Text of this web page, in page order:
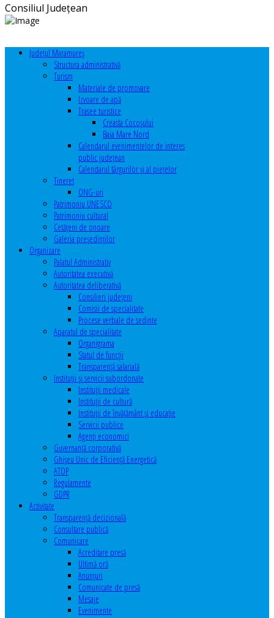
Consiliul Judeţean
Judeţul Maramureş
Structura administrativă
Turism
Materiale de promovare
Izvoare de apă
Trasee turistice
Creasta Cocoșului
Baia Mare Nord
Calendarul evenimentelor de interes
public judeţean
Calendarul târgurilor şi al pieţelor
Tineret
ONG-uri
Patrimoniu UNESCO
Patrimoniu cultural
Cetăţeni de onoare
Galeria președinților
Organizare
Palatul Administrativ
Autoritatea executivă
Autoritatea deliberativă
Consilieri judeţeni
Comisii de specialitate
Procese verbale de sedinte
Aparatul de specialitate
Organigrama
Statul de funcții
Transparență salarială
Instituţii şi servicii subordonate
Instituţii medicale
Instituţii de cultură
Instituţii de învăţământ şi educaţie
Servicii publice
Agenţi economici
Guvernanță corporativă
Ghişeu Unic de Eficienţă Energetică
ATOP
Regulamente
GDPR
Activitate
Transparenţă decizională
Consultare publică
Comunicare
Acreditare presă
Ultimă oră
Anunţuri
Comunicate de presă
Mesaje
Evenimente